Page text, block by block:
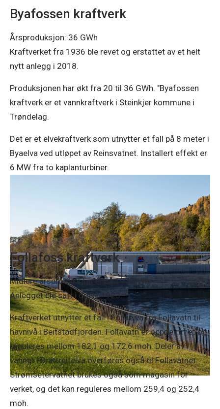
Byafossen kraftverk
Årsproduksjon: 36 GWh
Kraftverket fra 1936 ble revet og erstattet av et helt
nytt anlegg i 2018.
Produksjonen har økt fra 20 til 36 GWh. "Byafossen
kraftverk er et vannkraftverk i Steinkjer kommune i
Trøndelag.
Det er et elvekraftverk som utnytter et fall på 8 meter i
Byaelva ved utløpet av Reinsvatnet. Installert effekt er
6 MW fra to kaplanturbiner.
Follafoss kraftverk
Midlere årsproduksjon er på 193 GWh.
Anlegget ble satt i drift i 1923.
Kraftverket utnytter et fall i Follaelva fra Follavatn til
havnivå i Beitstadfjorden. Follavatn er oppdemmet og
reguleres mellom 182,1 og 172,6 moh. Deler av
vannet i Brattreitelva overføres også til Follavatnet.
Strømsetervatnet brukes også som magasin for
verket, og det kan reguleres mellom 259,4 og 252,4
moh.